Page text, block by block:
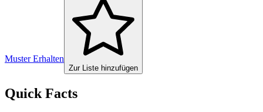
Muster Erhalten
Zur Liste hinzufügen
Quick Facts